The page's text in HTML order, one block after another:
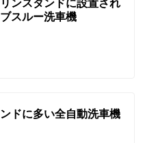
スルー洗車機
ドに多い全自動洗車機